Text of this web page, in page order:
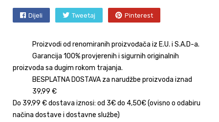
Dijeli Tweetaj Pinterest
Proizvodi od renomiranih proizvođača iz E.U. i S.A.D-a.
Garancija 100% provjerenih i sigurnih originalnih
proizvoda sa dugim rokom trajanja.
BESPLATNA DOSTAVA za narudžbe proizvoda iznad
39,99 €
Do 39,99 € dostava iznosi: od 3€ do 4,50€ (ovisno o odabiru
načina dostave i dostavne službe)